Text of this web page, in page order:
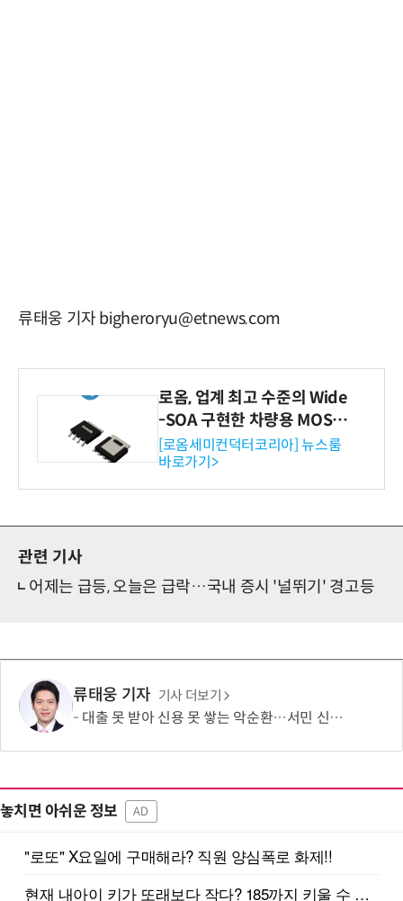
류태웅 기자 bigheroryu@etnews.com
로옴, 업계 최고 수준의 Wide
-SOA 구현한 차량용 MOSF
ET 개발
[로옴세미컨덕터코리아] 뉴스룸
바로가기>
관련 기사
어제는 급등, 오늘은 급락…국내 증시 '널뛰기' 경고등
류태웅 기자 기사 더보기
대출 못 받아 신용 못 쌓는 악순환…서민 신용평가 사각지대 메운다
놓치면 아쉬운 정보 AD